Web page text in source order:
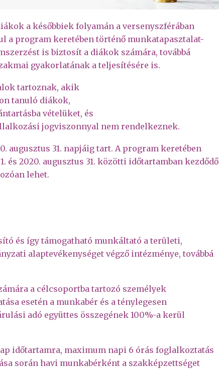
a későbbiek folyamán a versenyszférában
a program keretében történő munkatapasztalat-
is biztosít a diákok számára, továbbá
gyakorlatának a teljesítésére is.
tartoznak, akik
tanuló diákok,
vételüket, és
jogviszonnyal nem rendelkeznek.
augusztus 31. napjáig tart. A program keretében
és 2020. augusztus 31. közötti időtartamban kezdődő
lehet.
és így támogatható munkáltató a területi,
alaptevékenységet végző intézménye, továbbá
a célcsoportba tartozó személyek
esetén a munkabér és a ténylegesen
adó együttes összegének 100%-a kerül
időtartamra, maximum napi 6 órás foglalkoztatás
során havi munkabérként a szakképzettséget